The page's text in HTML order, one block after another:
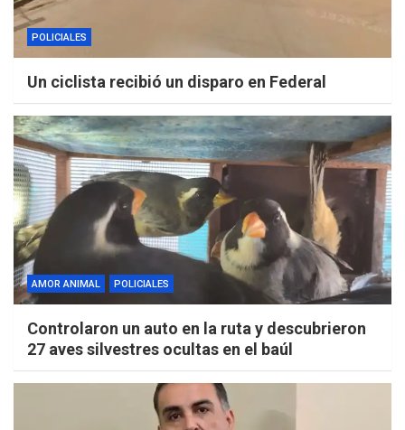
POLICIALES
Un ciclista recibió un disparo en Federal
AMOR ANIMAL POLICIALES
Controlaron un auto en la ruta y descubrieron
27 aves silvestres ocultas en el baúl